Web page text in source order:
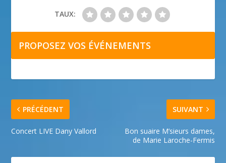
TAUX:
PROPOSEZ VOS ÉVÉNEMENTS
PRÉCÉDENT
Concert LIVE Dany Vallord
SUIVANT
Bon suaire M’sieurs dames,
de Marie Laroche-Fermis